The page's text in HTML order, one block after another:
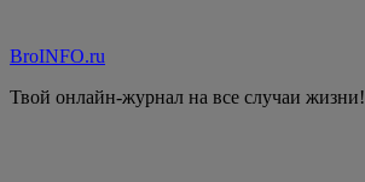
содержимому
BroINFO.ru
Твой онлайн-журнал на все случаи жизни!